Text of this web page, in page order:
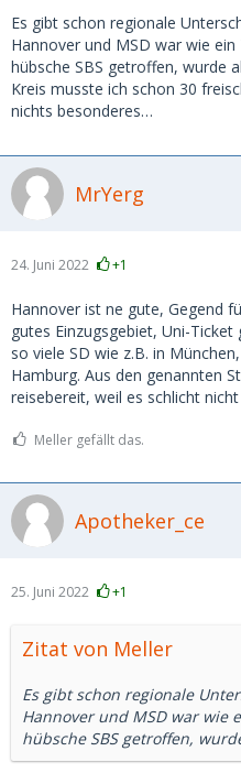
Es gibt schon regionale
Hannover und MSD war wie
hübsche SBS getroffen, wurde
Kreis musste ich schon 30
nichts besonderes…
MrYerg
24. Juni 2022 +1
Hannover ist ne gute, Gegend
gutes Einzugsgebiet, Uni-
so viele SD wie z.B. in
Hamburg. Aus den genannten
reisebereit, weil es schlicht
Meller gefällt das.
Apotheker_ce
25. Juni 2022 +1
Zitat von Meller
Es gibt schon regionale
Hannover und MSD war wie
hübsche SBS getroffen,